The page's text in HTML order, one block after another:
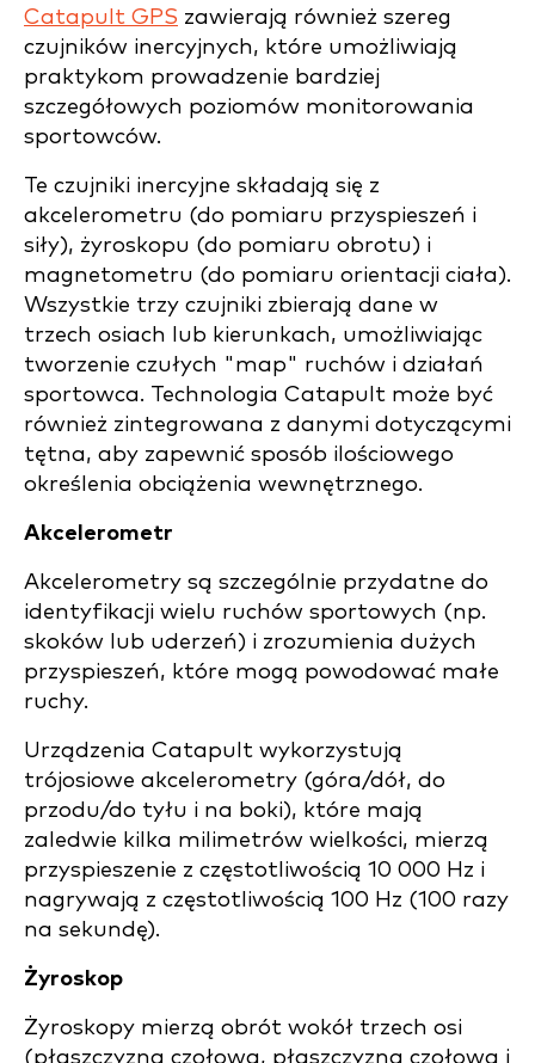
Catapult GPS zawierają również szereg
czujników inercyjnych, które umożliwiają
praktykom prowadzenie bardziej
szczegółowych poziomów monitorowania
sportowców.
Te czujniki inercyjne składają się z
akcelerometru (do pomiaru przyspieszeń i
siły), żyroskopu (do pomiaru obrotu) i
magnetometru (do pomiaru orientacji ciała).
Wszystkie trzy czujniki zbierają dane w
trzech osiach lub kierunkach, umożliwiając
tworzenie czułych "map" ruchów i działań
sportowca. Technologia Catapult może być
również zintegrowana z danymi dotyczącymi
tętna, aby zapewnić sposób ilościowego
określenia obciążenia wewnętrznego.
Akcelerometr
Akcelerometry są szczególnie przydatne do
identyfikacji wielu ruchów sportowych (np.
skoków lub uderzeń) i zrozumienia dużych
przyspieszeń, które mogą powodować małe
ruchy.
Urządzenia Catapult wykorzystują
trójosiowe akcelerometry (góra/dół, do
przodu/do tyłu i na boki), które mają
zaledwie kilka milimetrów wielkości, mierzą
przyspieszenie z częstotliwością 10 000 Hz i
nagrywają z częstotliwością 100 Hz (100 razy
na sekundę).
Żyroskop
Żyroskopy mierzą obrót wokół trzech osi
(płaszczyzna czołowa, płaszczyzna czołowa i